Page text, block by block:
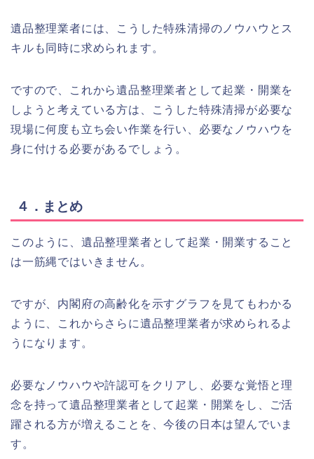
遺品整理業者には、こうした特殊清掃のノウハウとス
キルも同時に求められます。
ですので、これから遺品整理業者として起業・開業を
しようと考えている方は、こうした特殊清掃が必要な
現場に何度も立ち会い作業を行い、必要なノウハウを
身に付ける必要があるでしょう。
４．まとめ
このように、遺品整理業者として起業・開業すること
は一筋縄ではいきません。
ですが、内閣府の高齢化を示すグラフを見てもわかる
ように、これからさらに遺品整理業者が求められるよ
うになります。
必要なノウハウや許認可をクリアし、必要な覚悟と理
念を持って遺品整理業者として起業・開業をし、ご活
躍される方が増えることを、今後の日本は望んでいま
す。